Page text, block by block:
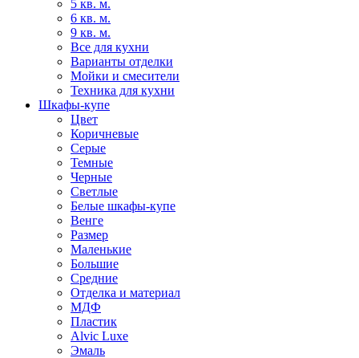
5 кв. м.
6 кв. м.
9 кв. м.
Все для кухни
Варианты отделки
Мойки и смесители
Техника для кухни
Шкафы-купе
Цвет
Коричневые
Серые
Темные
Черные
Светлые
Белые шкафы-купе
Венге
Размер
Маленькие
Большие
Средние
Отделка и материал
МДФ
Пластик
Alvic Luxe
Эмаль